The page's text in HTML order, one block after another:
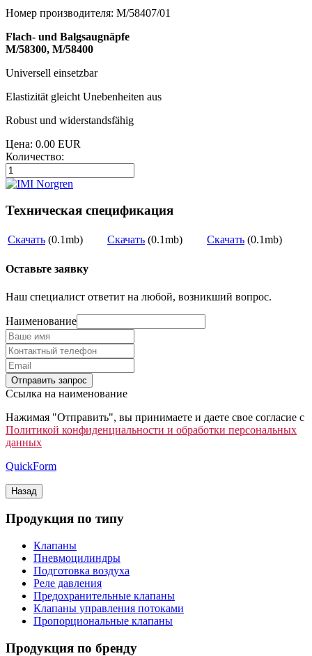
Номер производителя: M/58407/01
Flach- und Balgsaugnäpfe
M/58300, M/58400
Universell einsetzbar
Elastizität gleicht Unebenheiten aus
Robust und widerstandsfähig
Цена: 0.00 EUR
Количество:
Техническая спецификация
Скачать (0.1mb) Скачать (0.1mb) Скачать (0.1mb)
Оставьте заявку
Наш специалист ответит на любой, возникший вопрос.
Наименование
Ссылка на наименование
Нажимая "Отправить", вы принимаете и даете свое согласие с
Политикой конфиденциальности и обработки персональных
данных
QuickForm
Продукция по типу
Клапаны
Пневмоцилиндры
Подготовка воздуха
Реле давления
Предохранительные клапаны
Клапаны управления потоками
Пропорциональные клапаны
Продукция по бренду